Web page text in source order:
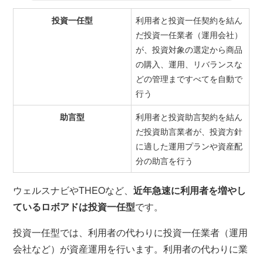
投資一任型
利用者と投資一任契約を結ん
だ投資一任業者（運用会社）
が、投資対象の選定から商品
の購入、運用、リバランスな
どの管理まですべてを自動で
行う
助言型
利用者と投資助言契約を結ん
だ投資助言業者が、投資方針
に適した運用プランや資産配
分の助言を行う
ウェルスナビやTHEOなど、近年急速に利用者を増やし
ているロボアドは投資一任型です。
投資一任型では、利用者の代わりに投資一任業者（運用
会社など）が資産運用を行います。利用者の代わりに業